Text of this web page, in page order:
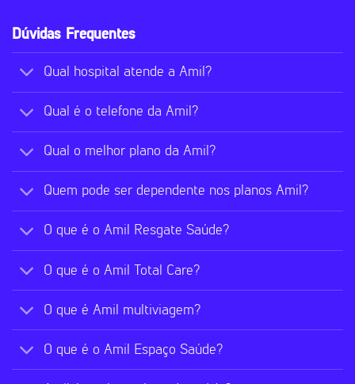
Dúvidas Frequentes
Qual hospital atende a Amil?
Qual é o telefone da Amil?
Qual o melhor plano da Amil?
Quem pode ser dependente nos planos Amil?
O que é o Amil Resgate Saúde?
O que é o Amil Total Care?
O que é Amil multiviagem?
O que é o Amil Espaço Saúde?